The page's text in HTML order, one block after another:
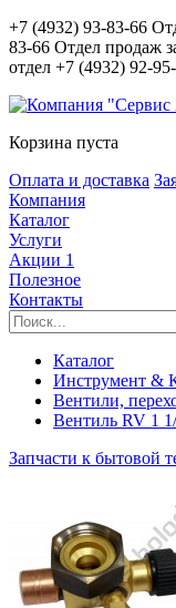
+7 (4932) 93-83-66
83-66 Отдел продаж
отдел +7 (4932) 92-95-
Корзина пуста
Оплата и доставка
Компания
Каталог
Услуги
Акции 1
Полезное
Контакты
Каталог
Инструмент &
Вентили,
Вентиль RV 1
Запчасти к бытовой